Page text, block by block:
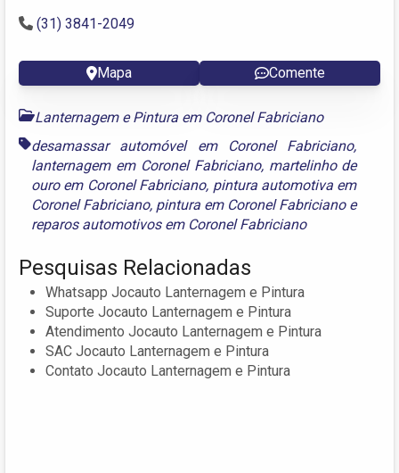
(31) 3841-2049
Mapa Comente
Lanternagem e Pintura em Coronel Fabriciano
desamassar automóvel em Coronel Fabriciano,
lanternagem em Coronel Fabriciano, martelinho de
ouro em Coronel Fabriciano, pintura automotiva em
Coronel Fabriciano, pintura em Coronel Fabricianoe
reparos automotivos em Coronel Fabriciano
Pesquisas Relacionadas
Whatsapp Jocauto Lanternagem e Pintura
Suporte Jocauto Lanternagem e Pintura
Atendimento Jocauto Lanternagem e Pintura
SAC Jocauto Lanternagem e Pintura
Contato Jocauto Lanternagem e Pintura